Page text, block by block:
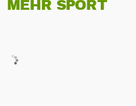
MEHR SPORT